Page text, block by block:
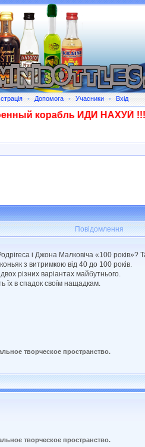
• Допомога • Учасники • Вхід
корабль ИДИ НАХУЙ !!!!
Повідомлення
і Джона Малковіча «100 років»?
з витримкою від 40 до 100 років.
різних варіантах майбутнього.
їх в спадок своїм нащадкам.
творческое пространство.
творческое пространство.